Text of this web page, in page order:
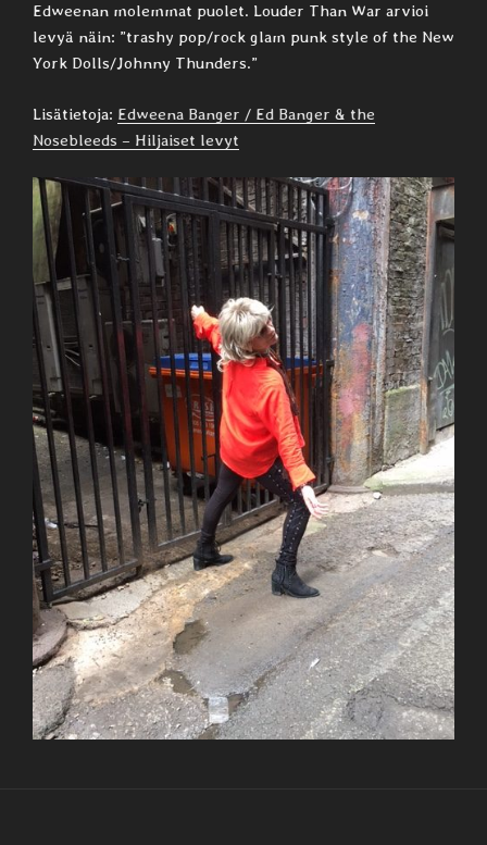
Edweenan molemmat puolet. Louder Than War arvioi
levyä näin: ”trashy pop/rock glam punk style of the New
York Dolls/Johnny Thunders.”
Lisätietoja: Edweena Banger / Ed Banger & the
Nosebleeds – Hiljaiset levyt